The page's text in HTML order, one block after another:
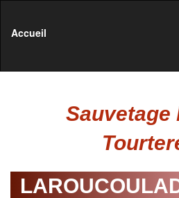
Accueil
Sauvetage